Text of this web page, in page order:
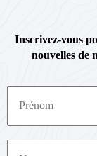
Inscrivez-vous
nouvelles de